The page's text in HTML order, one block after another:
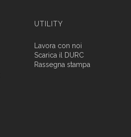
UTILITY
Lavora con noi
Scarica il DURC
Rassegna stampa